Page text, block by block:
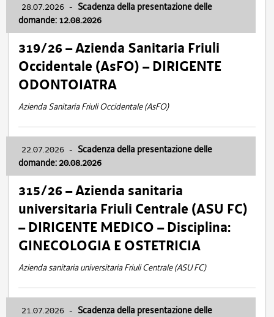
28.07.2026 - Scadenza della presentazione delle
domande: 12.08.2026
319/26 – Azienda Sanitaria Friuli
Occidentale (AsFO) – DIRIGENTE
ODONTOIATRA
Azienda Sanitaria Friuli Occidentale (AsFO)
22.07.2026 - Scadenza della presentazione delle
domande: 20.08.2026
315/26 – Azienda sanitaria
universitaria Friuli Centrale (ASU FC)
– DIRIGENTE MEDICO – Disciplina:
GINECOLOGIA E OSTETRICIA
Azienda sanitaria universitaria Friuli Centrale (ASU FC)
21.07.2026 - Scadenza della presentazione delle